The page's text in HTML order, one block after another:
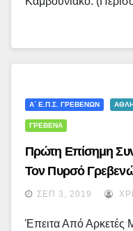
Α΄ Ε.Π.Σ. ΓΡΕΒΕΝΏΝ
ΓΡΕΒΕΝΑ
Πρώτη Επίσημη
Τον Πυρσό
Ανοίξει Νέα Σελίδα
ΣΕΠ 3, 2019
Έπειτα Από Αρκετές